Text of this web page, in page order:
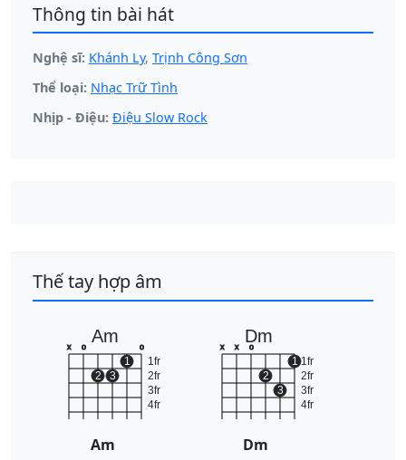
Thông tin bài hát
Nghệ sĩ: Khánh Ly, Trịnh Công Sơn
Thể loại: Nhạc Trữ Tình
Nhịp - Điệu: Điệu Slow Rock
Thế tay hợp âm
Am
1fr
2fr
3fr
4fr
x o
2 3
1
o
Am
Dm
1fr
2fr
3fr
4fr
x x o
2
3
1
Dm